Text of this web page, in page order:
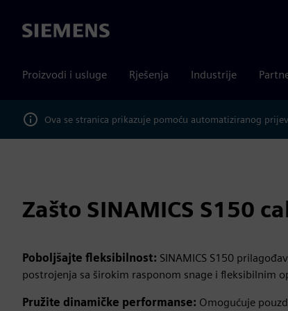
Siemens
Proizvodi i usluge Rješenja Industrije
Ova se stranica prikazuje pomoću automatiziranog
Zašto SINAMICS S150
Poboljšajte fleksibilnost: SINAMICS S150
postrojenja sa širokim rasponom snage i fleksibilnim
Pružite dinamičke performanse: Omogućuje